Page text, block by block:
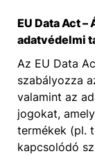
EU Data Act
adatvédelmi
Az EU Data
szabályozza
valamint az
jogokat,
termékek (pl.
kapcsolódó